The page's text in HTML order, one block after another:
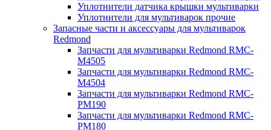
Уплотнители датчика крышки мультиварки
Уплотнители для мультиварок прочие
Запасные части и аксессуары для мультиварок
Redmond
Запчасти для мультиварки Redmond RMC-
M4505
Запчасти для мультиварки Redmond RMC-
M4504
Запчасти для мультиварки Redmond RMC-
PM190
Запчасти для мультиварки Redmond RMC-
PM180